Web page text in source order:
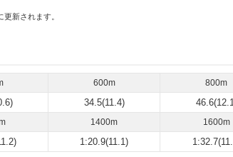
新されます。
600m 800m
34.5(11.4)
1400m 1600m
1:20.9(11.1)